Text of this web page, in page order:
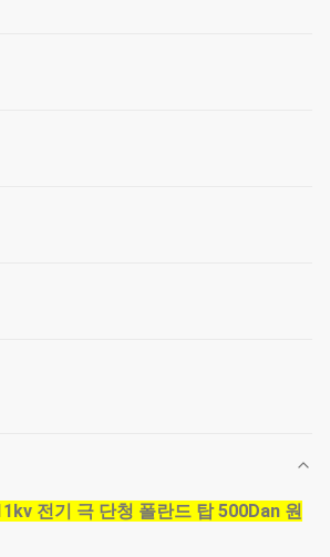
전기 극 단청 폴란드 탑 500Dan 원